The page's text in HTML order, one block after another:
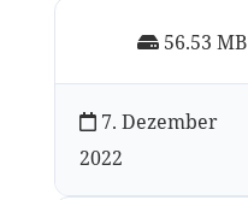
56.53 MB
7. Dezember
2022